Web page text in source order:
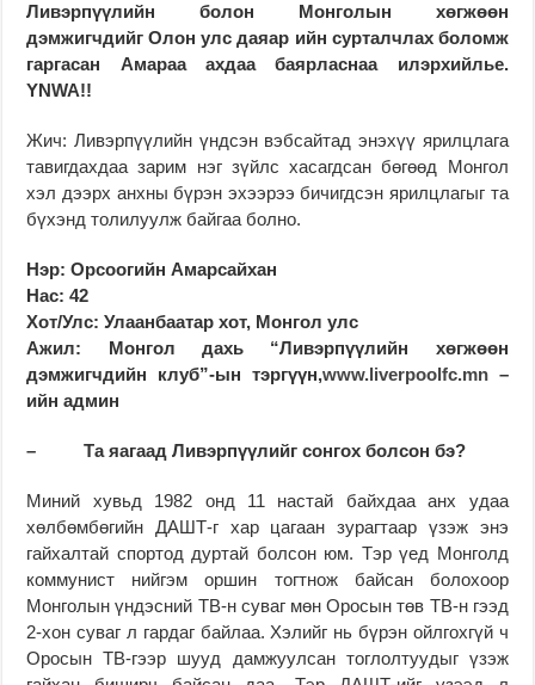
Ливэрпүүлийн болон Монголын хөгжөөн
дэмжигчдийг Олон улс даяар ийн сурталчлах боломж
гаргасан Амараа ахдаа баярласнаа илэрхийлье.
YNWA!!
Жич: Ливэрпүүлийн үндсэн вэбсайтад энэхүү ярилцлага
тавигдахдаа зарим нэг зүйлс хасагдсан бөгөөд Монгол
хэл дээрх анхны бүрэн эхээрээ бичигдсэн ярилцлагыг та
бүхэнд толилуулж байгаа болно.
Нэр: Орсоогийн Амарсайхан
Нас: 42
Хот/Улс: Улаанбаатар хот, Монгол улс
Ажил: Монгол дахь “Ливэрпүүлийн хөгжөөн
дэмжигчдийн клуб”-ын тэргүүн,www.liverpoolfc.mn–
ийн админ
–Та яагаад Ливэрпүүлийг сонгох болсон бэ?
Миний хувьд 1982 онд 11 настай байхдаа анх удаа
хөлбөмбөгийн ДАШТ-г хар цагаан зурагтаар үзэж энэ
гайхалтай спортод дуртай болсон юм. Тэр үед Монголд
коммунист нийгэм оршин тогтнож байсан болохоор
Монголын үндэсний ТВ-н суваг мөн Оросын төв ТВ-н гээд
2-хон суваг л гардаг байлаа. Хэлийг нь бүрэн ойлгохгүй ч
Оросын ТВ-гээр шууд дамжуулсан тоглолтуудыг үзэж